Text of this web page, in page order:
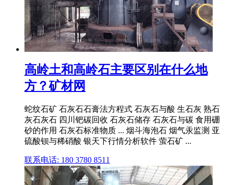
高岭土和高岭石主要区别在什么地
方？矿材网
蛇纹石矿 石灰石石膏法方程式 石灰石与酸 生石灰 熟石
灰石灰石 四川钯碳回收 石灰石储存 石灰石与碳 食用硼
砂的作用 石灰石标准物质 ... 烟斗海泡石 烟气汞监测 亚
硫酸钡与稀硝酸 银天下行情分析软件 萤石矿 ...
联系电话: 180 3780 8511